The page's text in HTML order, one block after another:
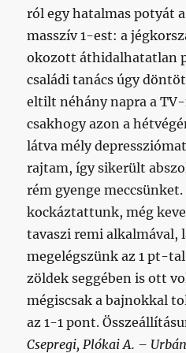
ról egy hatalmas potyát
masszív 1-est: a
okozott áthidalhatatlan
családi tanács úgy
eltilt néhány napra a
csakhogy azon a
látva mély
rajtam, így sikerült
rém gyenge
kockáztattunk, még
tavaszi remi alkalmával,
megelégszünk az 1 pt-
zöldek seggében is ott
mégiscsak a bajnokkal
az 1-1 pont.
Csepregi, Plókai A. –